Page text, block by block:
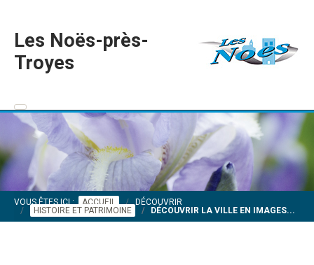
Les Noës-près-
Troyes
VOUS ÊTES ICI : ACCUEIL
DÉCOUVRIR
HISTOIRE ET PATRIMOINE
DÉCOUVRIR LA VILLE EN IMAGES...